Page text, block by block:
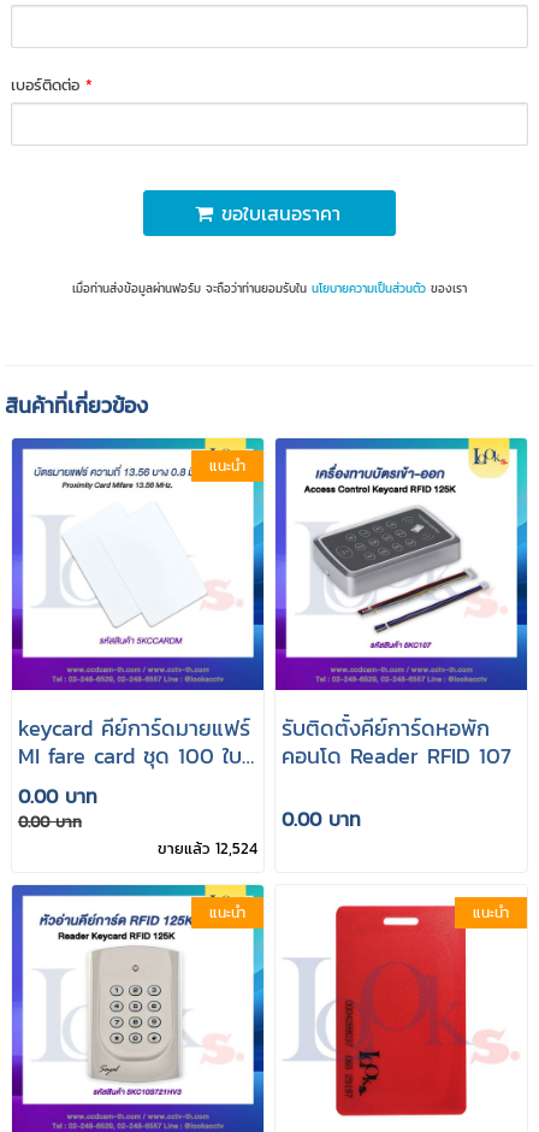
เบอร์ติดต่อ*
ขอใบเสนอราคา
เมื่อท่านส่งข้อมูลผ่านฟอร์ม จะถือว่าท่านยอมรับใน นโยบายความเป็นส่วนตัว ของเรา
สินค้าที่เกี่ยวข้อง
แนะนำ
keycard คีย์การ์ดมายแฟร์
MI fare card ชุด 100 ใบ
ใช้กับระบบคีย์การ์ด
0.00 บาท
0.00 บาท
ขายแล้ว 12,524
รับติดตั้งคีย์การ์ดหอพัก
คอนโด Reader RFID 107
0.00 บาท
แนะนำ แนะนำ